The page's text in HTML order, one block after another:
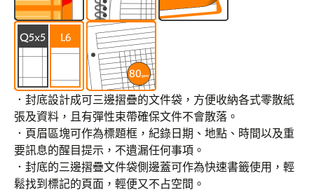
．封底設計成可三邊摺疊的文件袋，方便收納各式零散紙
張及資料，且有彈性束帶確保文件不會散落。
．頁眉區塊可作為標題框，紀錄日期、地點、時間以及重
要訊息的醒目提示，不遺漏任何事項。
．封底的三邊摺疊文件袋側邊蓋可作為快速書籤使用，輕
鬆找到標記的頁面，輕便又不占空間。